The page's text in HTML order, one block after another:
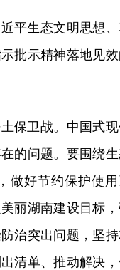
平生态文明思想
批示精神落地见
保卫战。中国式
的问题。要围绕
做好节约保护使
丽湖南建设目标
治突出问题，坚
清单、推动解决